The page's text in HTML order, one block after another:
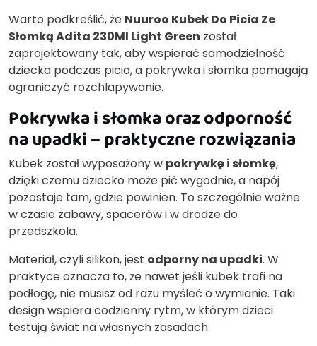
Warto podkreślić, że Nuuroo Kubek Do Picia Ze
Słomką Adita 230Ml Light Green został
zaprojektowany tak, aby wspierać samodzielność
dziecka podczas picia, a pokrywka i słomka pomagają
ograniczyć rozchlapywanie.
Pokrywka i słomka oraz odporność
na upadki – praktyczne rozwiązania
Kubek został wyposażony w pokrywkę i słomkę,
dzięki czemu dziecko może pić wygodnie, a napój
pozostaje tam, gdzie powinien. To szczególnie ważne
w czasie zabawy, spacerów i w drodze do
przedszkola.
Materiał, czyli silikon, jest odporny na upadki. W
praktyce oznacza to, że nawet jeśli kubek trafi na
podłogę, nie musisz od razu myśleć o wymianie. Taki
design wspiera codzienny rytm, w którym dzieci
testują świat na własnych zasadach.